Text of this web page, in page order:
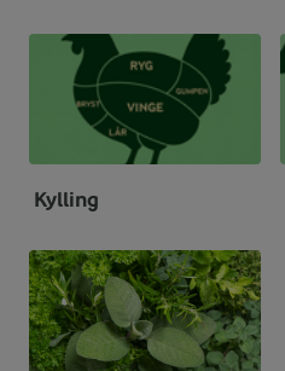
Kylling